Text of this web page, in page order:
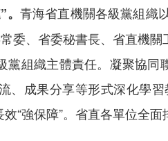
青海省直機關各級黨組織
委、省委秘書長、省直機
組織主體責任。凝聚協
、成果分享等形式深化學
“強保障”。省直各單位全